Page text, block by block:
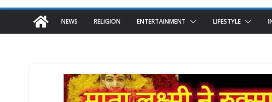
NEWS RELIGION ENTERTAINMENT LIFESTYLE